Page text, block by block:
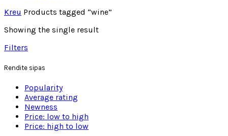
Kreu Products tagged “wine”
Showing the single result
Filters
Rendite sipas
Popularity
Average rating
Newness
Price: low to high
Price: high to low